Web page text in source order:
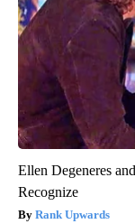
Ellen Degeneres
Recognize
Rank Upwards